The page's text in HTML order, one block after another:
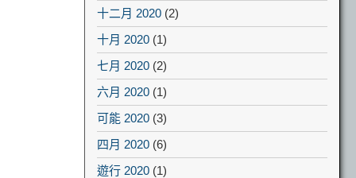
十二月 2020 (2)
十月 2020 (1)
七月 2020 (2)
六月 2020 (1)
可能 2020 (3)
四月 2020 (6)
遊行 2020 (1)